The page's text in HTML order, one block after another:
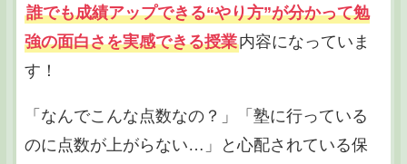
誰でも成績アップできる“やり方”が分かって勉
強の面白さを実感できる授業内容になっていま
す！
「なんでこんな点数なの？」「塾に行っている
のに点数が上がらない…」と心配されている保